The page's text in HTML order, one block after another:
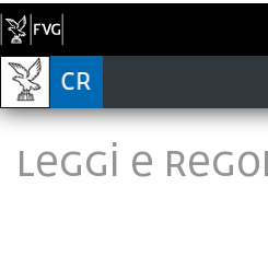
LEGGI E